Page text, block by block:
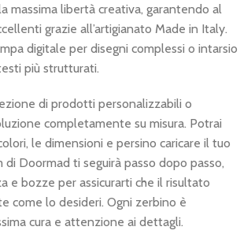
massima libertà creativa, garantendo al
grazie all’artigianato Made in Italy.
digitale per disegni complessi o intarsio
più strutturati.
di prodotti personalizzabili o
completamente su misura. Potrai
le dimensioni e persino caricare il tuo
Doormad ti seguirà passo dopo passo,
e bozze per assicurarti che il risultato
come lo desideri. Ogni zerbino è
cura e attenzione ai dettagli.